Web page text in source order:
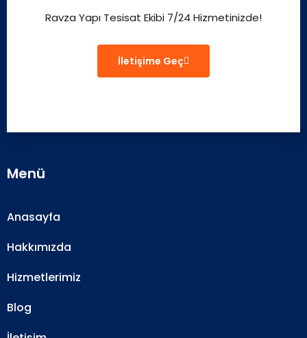
Ravza Yapı Tesisat Ekibi 7/24 Hizmetinizde!
İletişime Geç
Menü
Anasayfa
Hakkımızda
Hizmetlerimiz
Blog